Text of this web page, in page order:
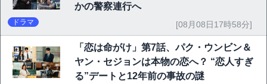
かの警察連行へ
ドラマ [08月08日17時58分]
「恋は命がけ」第7話、パク・ウンビン＆
ヤン・セジョンは本物の恋へ？ “恋人すぎ
る”デートと12年前の事故の謎